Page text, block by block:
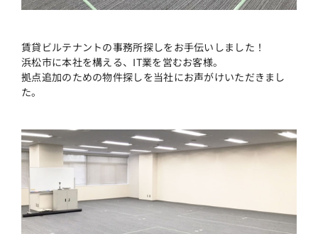
賃貸ビルテナントの事務所探しをお手伝いしました！
浜松市に本社を構える、IT業を営むお客様。
拠点追加のための物件探しを当社にお声がけいただきまし
た。